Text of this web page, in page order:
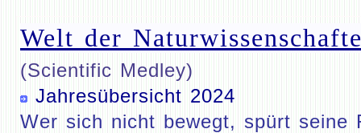
Welt der
(Scientific Medley)
Jahresübersicht 2024
Wer sich nicht bewegt, spürt